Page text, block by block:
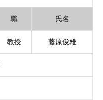
職 氏名
教授 藤原俊雄